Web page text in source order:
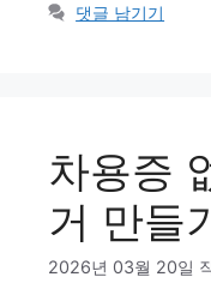
리
댓글 남기기
차용증
거 만들
2026년 03월 20일